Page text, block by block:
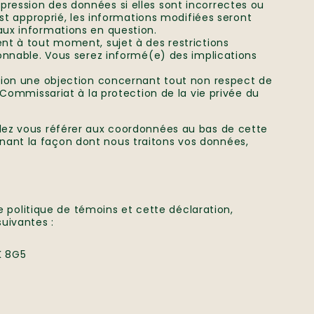
des données si elles sont incorrectes ou
approprié, les informations modifiées seront
informations en question.
à tout moment, sujet à des restrictions
Vous serez informé(e) des implications
une objection concernant tout non respect de
Commissariat à la protection de la vie privée du
vous référer aux coordonnées au bas de cette
la façon dont nous traitons vos données,
politique de témoins et cette déclaration,
:
8G5